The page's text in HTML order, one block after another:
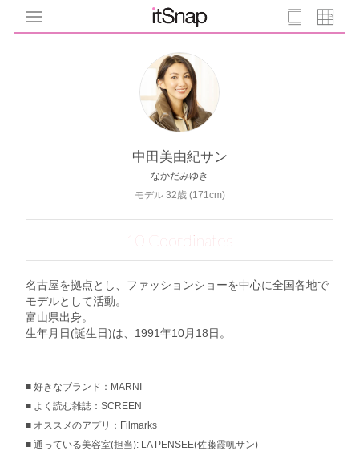
中田美由紀サン
なかだみゆき
モデル 32歳 (171cm)
10 Coordinates
名古屋を拠点とし、ファッションショーを中心に全国各地で
モデルとして活動。
富山県出身。
生年月日(誕生日)は、1991年10月18日。
好きなブランド：MARNI
よく読む雑誌：SCREEN
オススメのアプリ：Filmarks
通っている美容室(担当): LA PENSEE(佐藤霞帆サン)